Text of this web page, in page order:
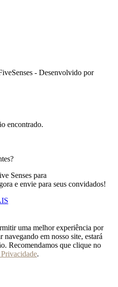
- Desenvolvido por
encontrado.
Senses para
e envie para seus convidados!
uma melhor experiência por
em nosso site, estará
Recomendamos que clique no
.